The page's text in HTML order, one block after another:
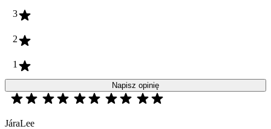
3
2
1
Napisz opinię
JáraLee